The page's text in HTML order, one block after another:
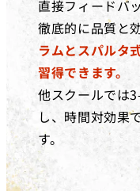
直接フィードバ
徹底的に品質と
ラムとスパルタ
習得できます。
他スクールでは
し、時間対効果
す。